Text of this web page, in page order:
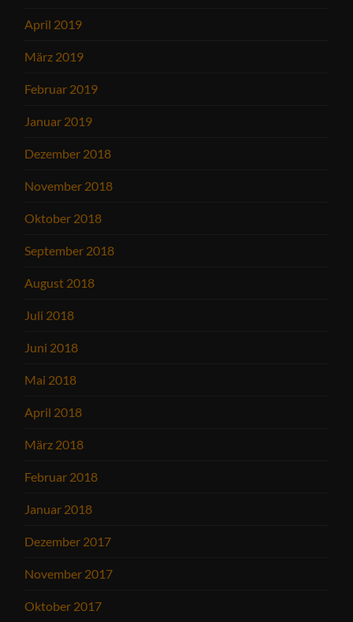
April 2019
März 2019
Februar 2019
Januar 2019
Dezember 2018
November 2018
Oktober 2018
September 2018
August 2018
Juli 2018
Juni 2018
Mai 2018
April 2018
März 2018
Februar 2018
Januar 2018
Dezember 2017
November 2017
Oktober 2017